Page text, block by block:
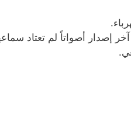
إصدار أصواتاً لم تعتاد